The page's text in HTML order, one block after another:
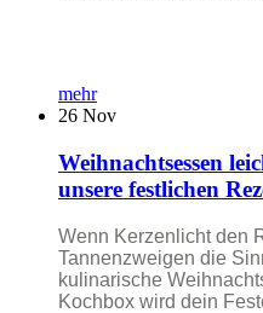
mehr
26 Nov
Weihnachtsessen
unsere festlichen
Wenn Kerzenlicht den
Tannenzweigen die
kulinarische
Kochbox wird dein